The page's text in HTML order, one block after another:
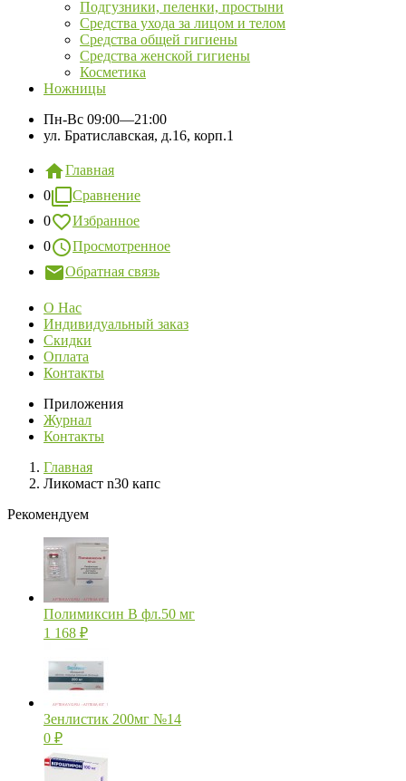
Подгузники, пеленки, простыни
Средства ухода за лицом и телом
Средства общей гигиены
Средства женской гигиены
Косметика
Ножницы
Пн-Вс 09:00—21:00
ул. Братиславская, д.16, корп.1
Главная
0
Сравнение
0
Избранное
0
Просмотренное
Обратная связь
О Нас
Индивидуальный заказ
Скидки
Оплата
Контакты
Приложения
Журнал
Контакты
Главная
Ликомаст n30 капс
Рекомендуем
Полимиксин В фл.50 мг
1 168 ₽
Зенлистик 200мг №14
0 ₽